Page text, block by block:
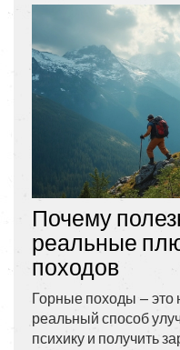
Почему
реальные
походов
Горные походы — это
реальный способ
психику и получить